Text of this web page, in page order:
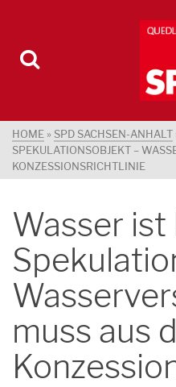
HOME » SPD SACHSEN-ANHALT
SPEKULATIONSOBJEKT –
KONZESSIONSRICHTLINIE
Wasser ist
muss aus